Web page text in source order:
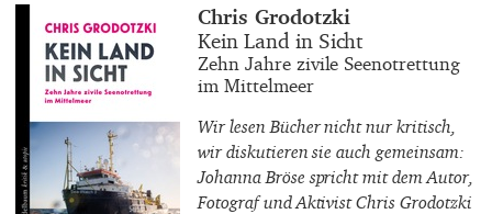
Buchautor_innen
Chris Grodotzki
Buchtitel
Kein Land in Sicht
Buchuntertitel
Zehn Jahre zivile Seenotrettung
im Mittelmeer
Wir lesen Bücher nicht nur kritisch,
wir diskutieren sie auch gemeinsam:
Johanna Bröse spricht mit dem Autor,
Fotograf und Aktivist Chris Grodotzki